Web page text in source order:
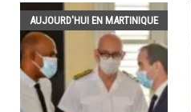
AUJOURD'HUI EN MARTINIQUE